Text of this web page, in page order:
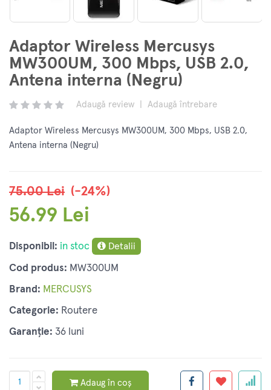
Adaptor Wireless Mercusys
MW300UM, 300 Mbps, USB 2.0,
Antena interna (Negru)
Adaugă review Adaugă întrebare
Adaptor Wireless Mercusys MW300UM, 300 Mbps, USB 2.0,
Antena interna (Negru)
75.00 Lei (-24%)
56.99 Lei
Disponibil: in stoc Detalii
Cod produs: MW300UM
Brand: MERCUSYS
Categorie: Routere
Garanție: 36 luni
Adaug în coș